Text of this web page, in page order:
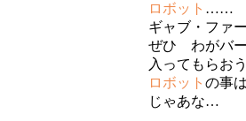
ロボット ……
ギャブ・ファ
ぜひ わがバ
入ってもらお
ロボット の事
じゃあな…